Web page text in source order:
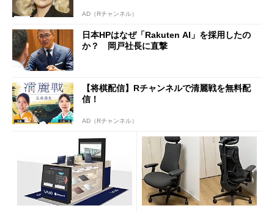
AD（Rチャンネル）
日本HPはなぜ「Rakuten AI」を採用したの
か？ 岡戸社長に直撃
【将棋配信】Rチャンネルで清麗戦を無料配
信！
AD（Rチャンネル）